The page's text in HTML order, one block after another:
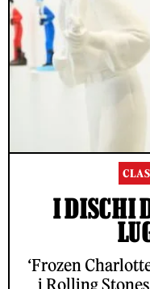
I DISCHI
‘Frozen
i Rolling